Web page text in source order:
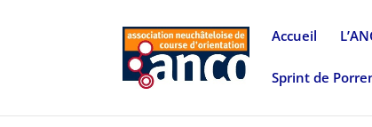
Accueil
Sprint de